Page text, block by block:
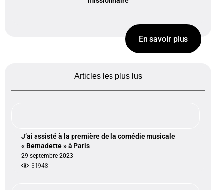
En savoir plus
Articles les plus lus
J’ai assisté à la première de la comédie musicale
« Bernadette » à Paris
29 septembre 2023
31948